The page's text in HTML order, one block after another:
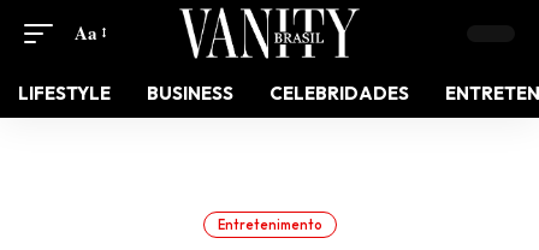
Aa
LIFESTYLE BUSINESS CELEBRIDADES
Entretenimento